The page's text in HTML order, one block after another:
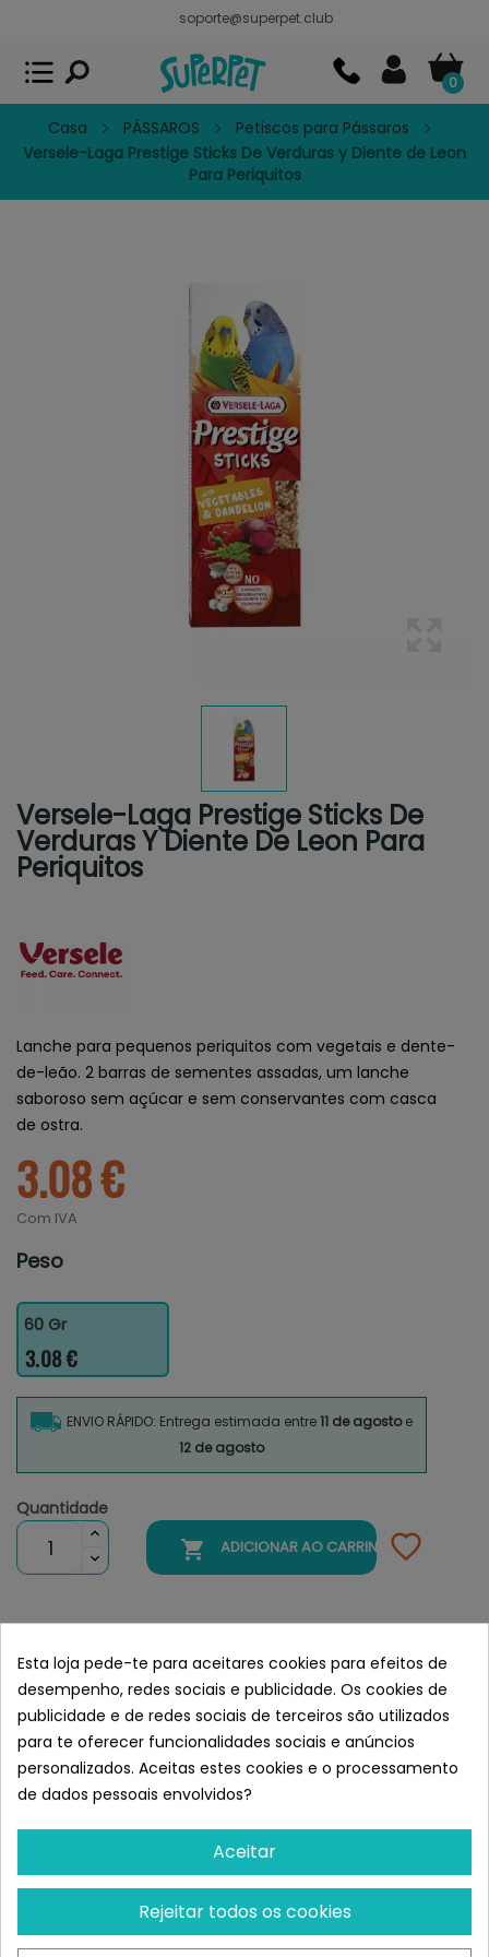
soporte@superpet.club
0
Casa PÁSSAROS
Petiscos para Pássaros
Versele-Laga Prestige Sticks De Verduras y Diente de Leon
Para Periquitos
Versele-Laga Prestige Sticks De
Verduras Y Diente De Leon Para
Periquitos
Lanche para pequenos periquitos com vegetais e dente-
de-leão. 2 barras de sementes assadas, um lanche
saboroso sem açúcar e sem conservantes com casca
de ostra.
3.08 €
Com IVA
Peso
60 Gr
3.08 €
ENVIO RÁPIDO: Entrega estimada entre11 de agostoe
12 de agosto
Quantidade
 ADICIONAR AO CARRINHO
Semelhante a Versele-Laga
Prestige Sticks De Verduras y
Diente de León Para Periquitos
Superpet, comida para mascotas
APP GRATIS - En Google Play
Esta loja pede-te para aceitares cookies para efeitos de
desempenho, redes sociais e publicidade. Os cookies de
publicidade e de redes sociais de terceiros são utilizados
para te oferecer funcionalidades sociais e anúncios
personalizados. Aceitas estes cookies e o processamento
de dados pessoais envolvidos?
Aceitar
Rejeitar todos os cookies